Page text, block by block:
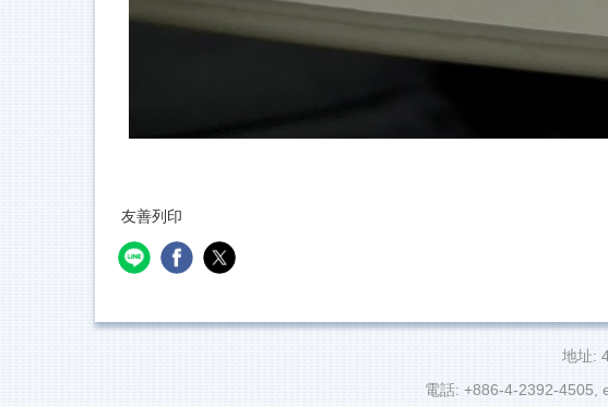
友善列印
地址:
電話: +886-4-2392-4505,